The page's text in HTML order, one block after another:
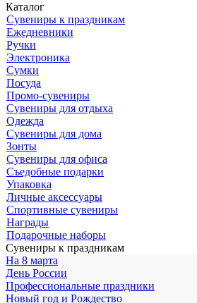
Каталог
Сувениры к праздникам
Ежедневники
Ручки
Электроника
Сумки
Посуда
Промо-сувениры
Сувениры для отдыха
Одежда
Сувениры для дома
Зонты
Сувениры для офиса
Съедобные подарки
Упаковка
Личные аксессуары
Спортивные сувениры
Награды
Подарочные наборы
Сувениры к праздникам
На 8 марта
День России
Профессиональные праздники
Новый год и Рождество